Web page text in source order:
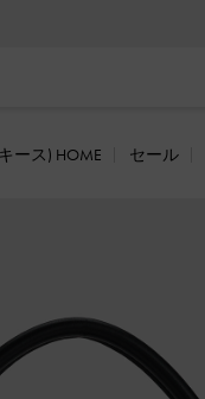
ース) HOME セール